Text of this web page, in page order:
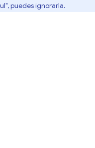
ul", puedes ignorarla.